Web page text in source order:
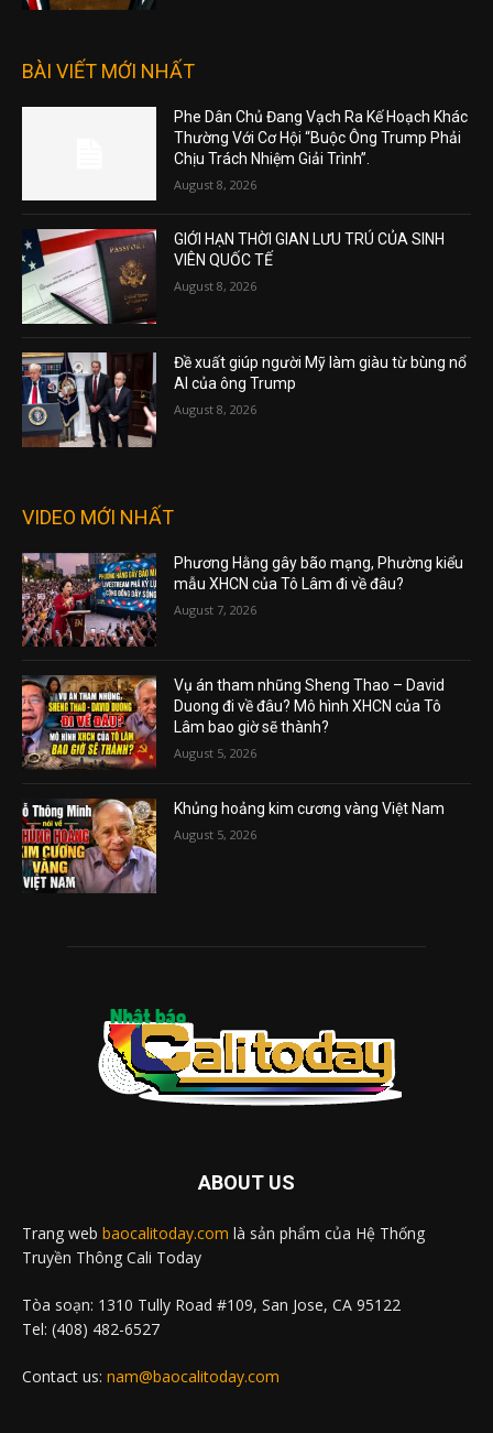
BÀI VIẾT MỚI NHẤT
Phe Dân Chủ Đang Vạch Ra Kế Hoạch Khác
Thường Với Cơ Hội “Buộc Ông Trump Phải
Chịu Trách Nhiệm Giải Trình”.
August 8, 2026
GIỚI HẠN THỜI GIAN LƯU TRÚ CỦA SINH
VIÊN QUỐC TẾ
August 8, 2026
Đề xuất giúp người Mỹ làm giàu từ bùng nổ
AI của ông Trump
August 8, 2026
VIDEO MỚI NHẤT
Phương Hằng gây bão mạng, Phường kiểu
mẫu XHCN của Tô Lâm đi về đâu?
August 7, 2026
Vụ án tham nhũng Sheng Thao – David
Duong đi về đâu? Mô hình XHCN của Tô
Lâm bao giờ sẽ thành?
August 5, 2026
Khủng hoảng kim cương vàng Việt Nam
August 5, 2026
ABOUT US
Trang web baocalitoday.com là sản phẩm của Hệ Thống
Truyền Thông Cali Today
Tòa soạn: 1310 Tully Road #109, San Jose, CA 95122
Tel: (408) 482-6527
Contact us: nam@baocalitoday.com